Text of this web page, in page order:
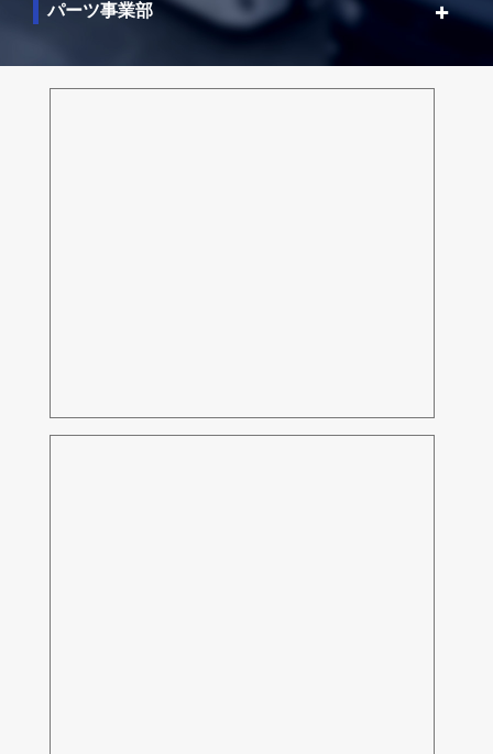
パーツ事業部